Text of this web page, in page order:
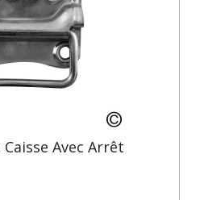
Caisse Avec Arrêt